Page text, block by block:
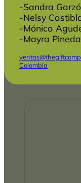
-Sandra
-Nelsy
-Mónica
-Mayra Pineda
Colombia